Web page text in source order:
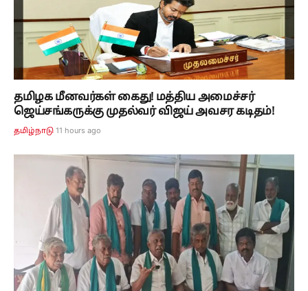
தமிழக மீனவர்கள் கைது! மத்திய அமைச்சர்
ஜெய்சங்கருக்கு முதல்வர் விஜய் அவசர கடிதம்!
தமிழ்நாடு 11 hours ago